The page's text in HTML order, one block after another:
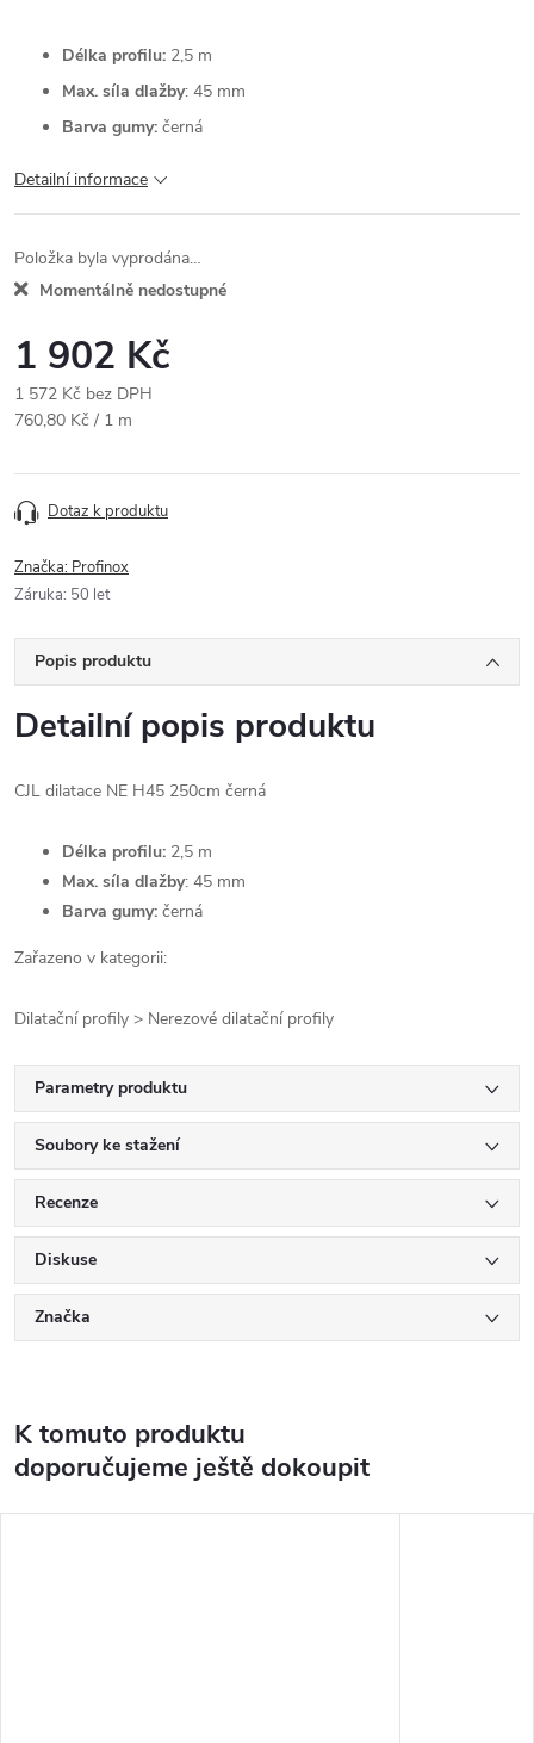
Délka profilu: 2,5 m
Max. síla dlažby: 45 mm
Barva gumy: černá
Detailní informace
Položka byla vyprodána…
Momentálně nedostupné
1 902 Kč
1 572 Kč bez DPH
Měrná
760,80 Kč / 1 m
Dotaz k produktu
Značka: Profinox
Záruka: 50 let
Popis produktu
Detailní popis produktu
CJL dilatace NE H45 250cm černá
Délka profilu: 2,5 m
Max. síla dlažby: 45 mm
Barva gumy: černá
Zařazeno v kategorii:
Dilatační profily > Nerezové dilatační profily
Parametry produktu
Soubory ke stažení
Recenze
Diskuse
Značka
K tomuto produktu
doporučujeme ještě dokoupit